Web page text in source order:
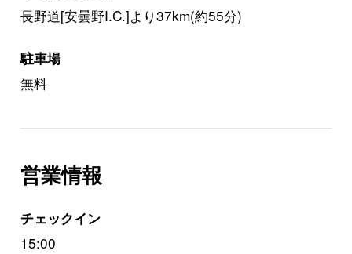
長野道[安曇野I.C.]より37km(約55分)
駐車場
無料
営業情報
チェックイン
15:00